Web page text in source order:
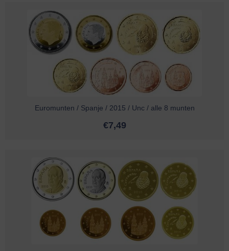
Euromunten / Spanje / 2015 / Unc / alle 8 munten
€7,49